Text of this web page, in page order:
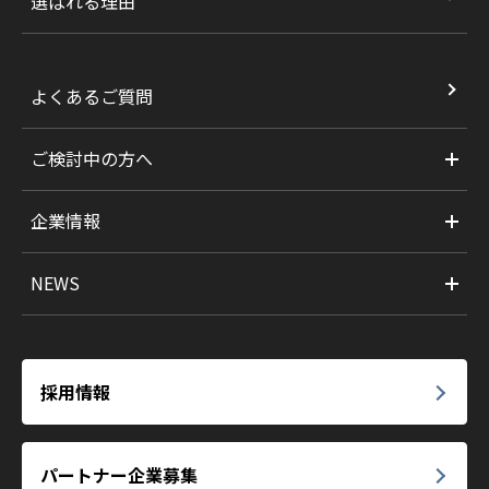
よくあるご質問
ご検討中の方へ
企業情報
NEWS
採用情報
パートナー企業募集